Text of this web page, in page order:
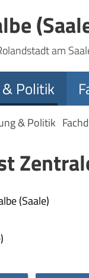
am
Politik
& Politik
(Saale)